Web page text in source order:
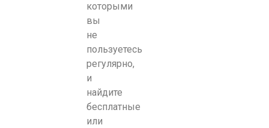
которыми
вы
не
пользуетесь
регулярно,
и
найдите
бесплатные
или